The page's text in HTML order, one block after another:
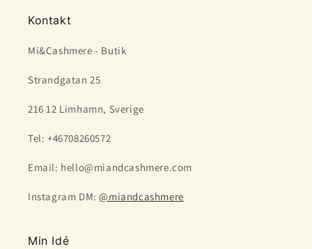
Kontakt
Mi&Cashmere - Butik
Strandgatan 25
216 12 Limhamn, Sverige
Tel: +46708260572
Email: hello@miandcashmere.com
Instagram DM:@miandcashmere
Min Idé